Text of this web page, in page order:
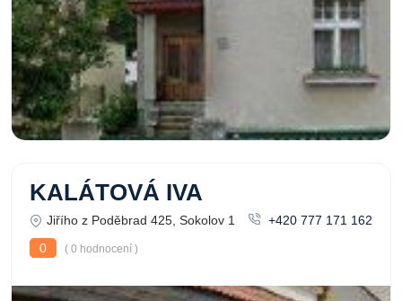
KALÁTOVÁ IVA
Jiřího z Poděbrad 425, Sokolov 1
+420 777 171 162
0
( 0 hodnocení )